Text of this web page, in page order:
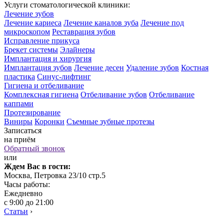
Услуги стоматологической клиники:
Лечение зубов
Лечение кариеса Лечение каналов зуба Лечение под
микроскопом Реставрация зубов
Исправление прикуса
Брекет системы Элайнеры
Имплантация и хирургия
Имплантация зубов Лечение десен Удаление зубов Костная
пластика Синус-лифтинг
Гигиена и отбеливание
Комплексная гигиена Отбеливание зубов Отбеливание
каппами
Протезирование
Виниры Коронки Съемные зубные протезы
Записаться
на приём
Обратный звонок
или
Ждем Вас в гости:
Москва, Петровка 23/10 стр.5
Часы работы:
Ежедневно
с 9:00 до 21:00
Статьи ›